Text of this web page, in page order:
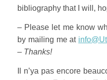
bibliography that I will,
– Please let me know
by mailing me at
– Thanks!
Il n’ya pas encore